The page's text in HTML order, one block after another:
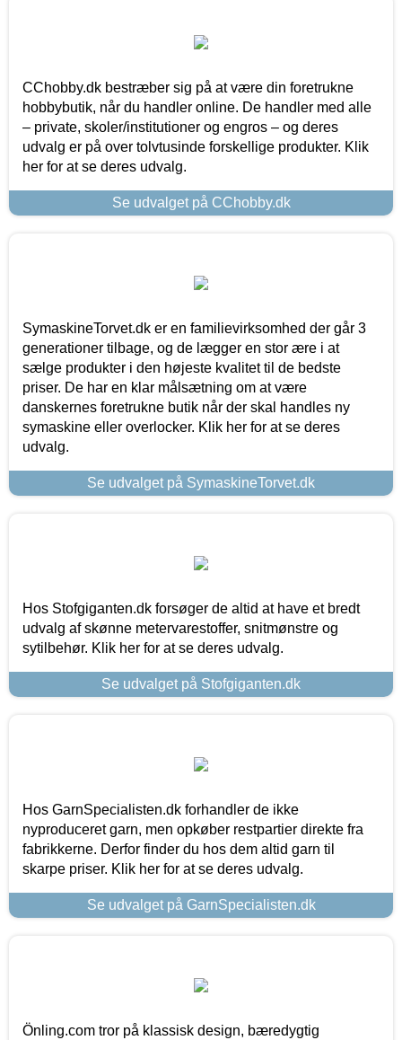
CChobby.dk bestræber sig på at være din foretrukne
hobbybutik, når du handler online. De handler med alle
– private, skoler/institutioner og engros – og deres
udvalg er på over tolvtusinde forskellige produkter. Klik
her for at se deres udvalg.
Se udvalget på CChobby.dk
SymaskineTorvet.dk er en familievirksomhed der går 3
generationer tilbage, og de lægger en stor ære i at
sælge produkter i den højeste kvalitet til de bedste
priser. De har en klar målsætning om at være
danskernes foretrukne butik når der skal handles ny
symaskine eller overlocker. Klik her for at se deres
udvalg.
Se udvalget på SymaskineTorvet.dk
Hos Stofgiganten.dk forsøger de altid at have et bredt
udvalg af skønne metervarestoffer, snitmønstre og
sytilbehør. Klik her for at se deres udvalg.
Se udvalget på Stofgiganten.dk
Hos GarnSpecialisten.dk forhandler de ikke
nyproduceret garn, men opkøber restpartier direkte fra
fabrikkerne. Derfor finder du hos dem altid garn til
skarpe priser. Klik her for at se deres udvalg.
Se udvalget på GarnSpecialisten.dk
Önling.com tror på klassisk design, bæredygtig